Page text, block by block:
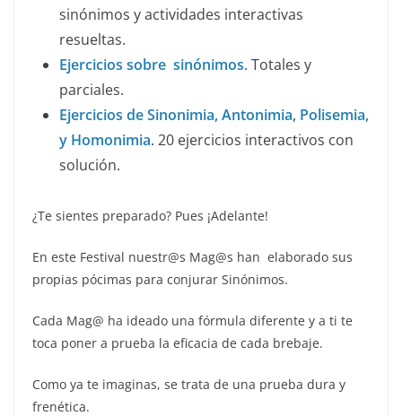
sinónimos y actividades interactivas
resueltas.
Ejercicios sobre sinónimos. Totales y
parciales.
Ejercicios de Sinonimia, Antonimia, Polisemia,
y Homonimia. 20 ejercicios interactivos con
solución.
¿Te sientes preparado? Pues ¡Adelante!
En este Festival nuestr@s Mag@s han elaborado sus
propias pócimas para conjurar Sinónimos.
Cada Mag@ ha ideado una fórmula diferente y a ti te
toca poner a prueba la eficacia de cada brebaje.
Como ya te imaginas, se trata de una prueba dura y
frenética.